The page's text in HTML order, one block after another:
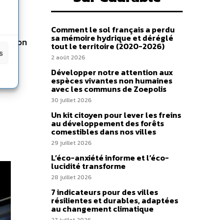
Comment le sol français a perdu
sa mémoire hydrique et déréglé
tout le territoire (2020-2026)
2 août 2026
Développer notre attention aux
espèces vivantes non humaines
avec les communs de Zoepolis
30 juillet 2026
Un kit citoyen pour lever les freins
au développement des forêts
comestibles dans nos villes
29 juillet 2026
L’éco-anxiété informe et l’éco-
lucidité transforme
28 juillet 2026
7 indicateurs pour des villes
résilientes et durables, adaptées
au changement climatique